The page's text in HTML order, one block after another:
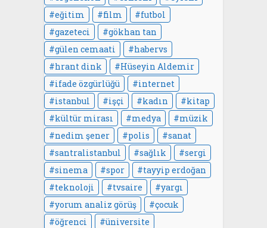
eğitim
film
futbol
gazeteci
gökhan tan
gülen cemaati
habervs
hrant dink
Hüseyin Aldemir
ifade özgürlüğü
internet
istanbul
işçi kadın
kitap
kültür mirası
medya
müzik
nedim şener
polis
sanat
santralistanbul
sağlık
sergi
sinema
spor
tayyip erdoğan
teknoloji
tvsaire
yargı
yorum analiz görüş
çocuk
öğrenci
üniversite